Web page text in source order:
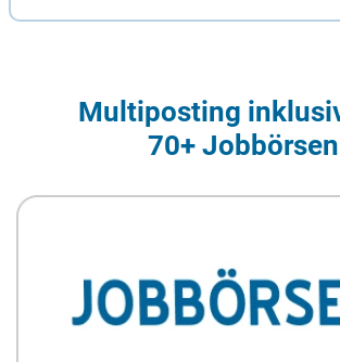
Multiposting
70+ Jobbörsen